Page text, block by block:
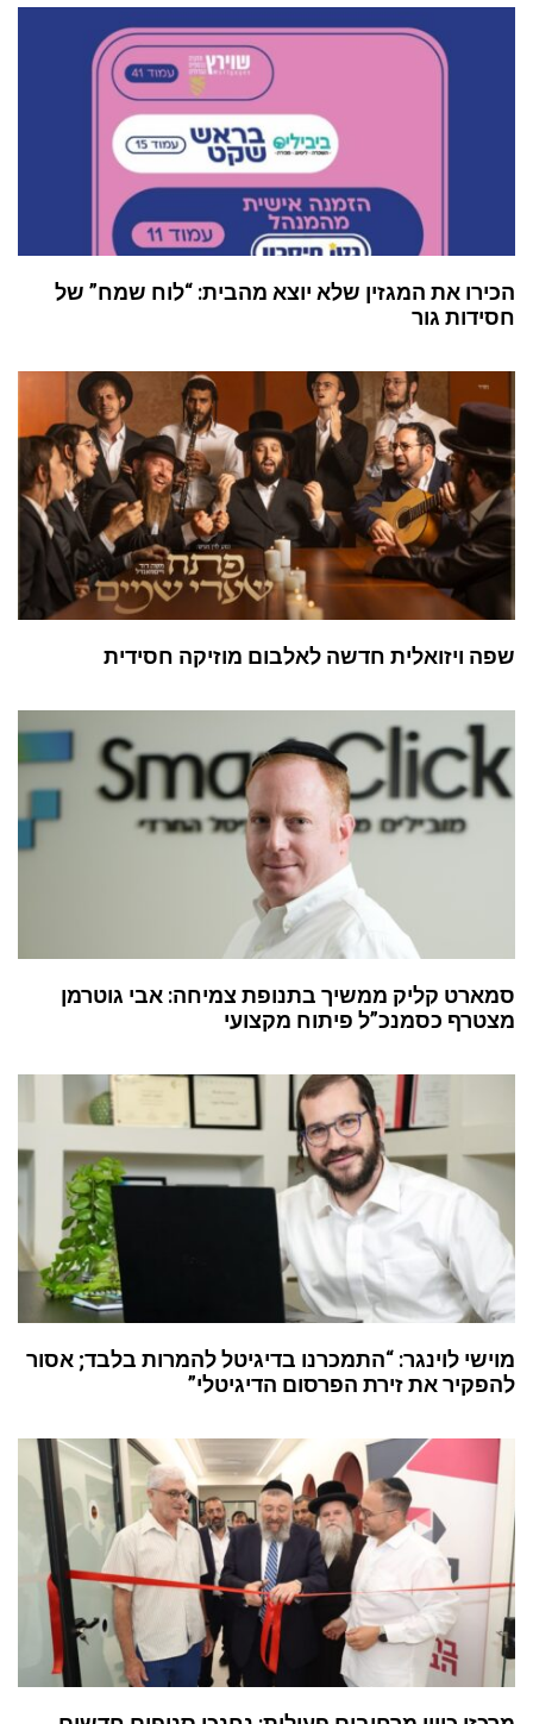
הכירו את המגזין שלא יוצא מהבית: “לוח שמח” של
חסידות גור
שפה ויזואלית חדשה לאלבום מוזיקה חסידית
סמארט קליק ממשיך בתנופת צמיחה: אבי גוטרמן
מצטרף כסמנכ”ל פיתוח מקצועי
מוישי לוינגר: “התמכרנו בדיגיטל להמרות בלבד; אסור
להפקיר את זירת הפרסום הדיגיטלי”